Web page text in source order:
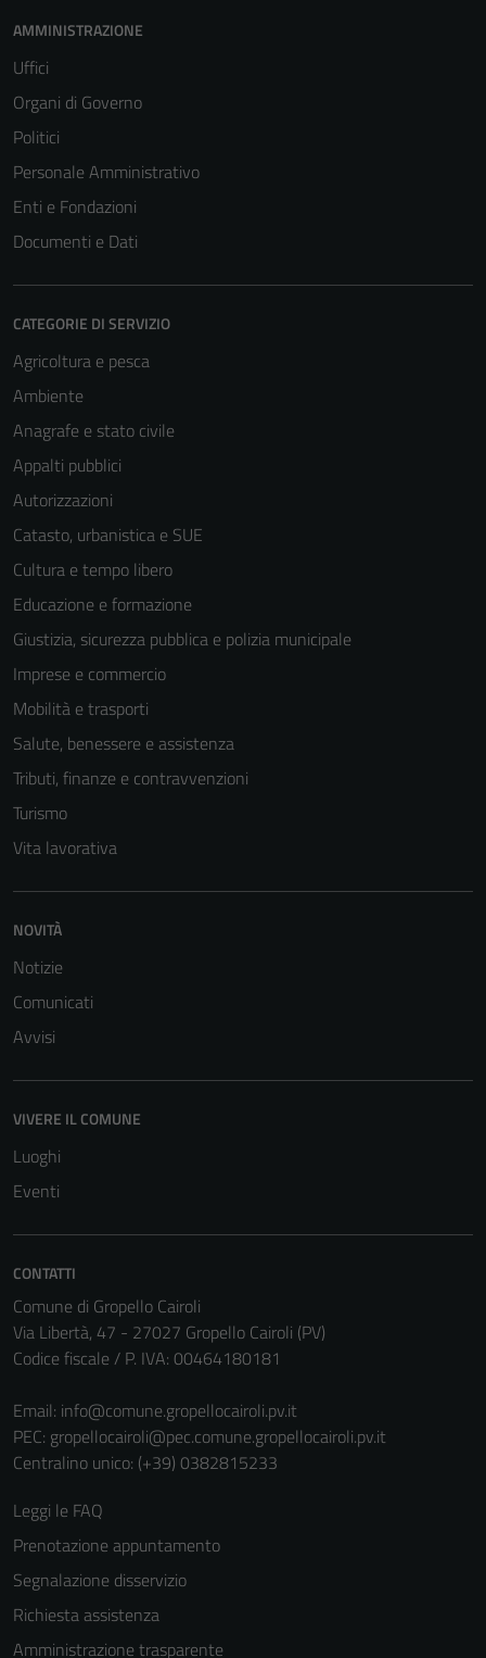
AMMINISTRAZIONE
Uffici
Organi di Governo
Politici
Personale Amministrativo
Enti e Fondazioni
Documenti e Dati
CATEGORIE DI SERVIZIO
Agricoltura e pesca
Ambiente
Anagrafe e stato civile
Appalti pubblici
Autorizzazioni
Catasto, urbanistica e SUE
Cultura e tempo libero
Educazione e formazione
Giustizia, sicurezza pubblica e polizia municipale
Imprese e commercio
Mobilità e trasporti
Salute, benessere e assistenza
Tributi, finanze e contravvenzioni
Turismo
Vita lavorativa
NOVITÀ
Notizie
Comunicati
Avvisi
VIVERE IL COMUNE
Luoghi
Eventi
CONTATTI
Comune di Gropello Cairoli
Via Libertà, 47 - 27027 Gropello Cairoli (PV)
Codice fiscale / P. IVA: 00464180181
Email: info@comune.gropellocairoli.pv.it
PEC: gropellocairoli@pec.comune.gropellocairoli.pv.it
Centralino unico: (+39) 0382815233
Leggi le FAQ
Prenotazione appuntamento
Segnalazione disservizio
Richiesta assistenza
Amministrazione trasparente
sono necessari
possono
Questi cookie
non raccolgono